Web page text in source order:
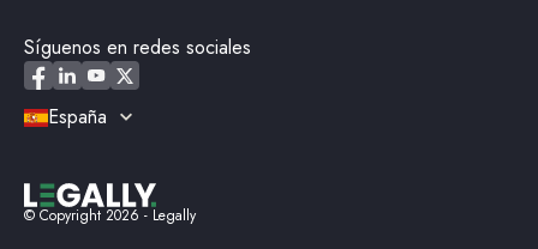
© Copyright 2026 - Legally
Síguenos en redes sociales
España